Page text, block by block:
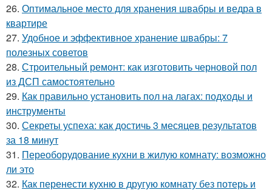
26. Оптимальное место для хранения швабры и ведра в
квартире
27. Удобное и эффективное хранение швабры: 7
полезных советов
28. Строительный ремонт: как изготовить черновой пол
из ДСП самостоятельно
29. Как правильно установить пол на лагах: подходы и
инструменты
30. Секреты успеха: как достичь 3 месяцев результатов
за 18 минут
31. Переоборудование кухни в жилую комнату: возможно
ли это
32. Как перенести кухню в другую комнату без потерь и